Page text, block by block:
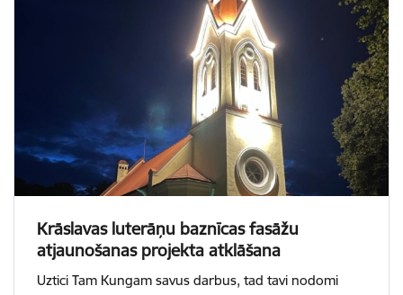
Krāslavas luterāņu baznīcas fasāžu
atjaunošanas projekta atklāšana
Uztici Tam Kungam savus darbus, tad tavi nodomi